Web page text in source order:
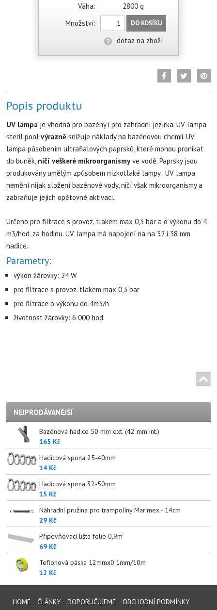
Váha:
2800 g
Množství:
DO KOŠÍKU
dotaz na zboží
Popis produktu
UV lampa je vhodná pro bazény i pro zahradní jezírka. UV lampa
steril poolvýrazně snižuje náklady na bazénovou chemii. UV
lampa působením ultrafialových paprsků, které mohou pronikat
do buněk, ničí veškeré mikroorganismyve vodě. Paprsky jsou
produkovány umělým způsobem nízkotlaké lampy. UV lampa
nemění nijak složení bazénové vody, ničí však mikroorganismy a
zabraňuje jejich opětovné aktivaci.
Určeno pro filtrace s provoz. tlakem max 0,3 bar a o výkonu do 4
m3/hod. za hodinu. UV lampa má napojení na na 32 i 38 mm
hadice.
Parametry:
výkon žárovky: 24 W
pro filtrace s provoz. tlakem max 0,3 bar
pro filtrace o výkonu do 4m3/h
životnost žárovky: 6 000 hod.
NEJPRODÁVANĚJŠÍ
Bazénová hadice 50 mm ext. (42 mm int.)
165 Kč
Hadicová spona 25-40mm
14 Kč
Hadicová spona 32-50mm
15 Kč
Náhradní pružina pro trampolíny Marimex - 14cm
29 Kč
Připevňovací lišta folie 0,9m
69 Kč
Teflonová páska 12mmx0.1mm/10m
12 Kč
HOME ČLÁNKY DOPORUČUJEME
OBCHODNÍ PODMÍNKY